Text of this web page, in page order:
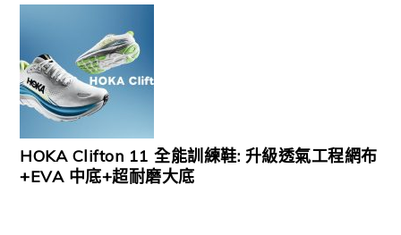
HOKA Clifton 11 全能訓練鞋: 升級透氣工程網布
+EVA 中底+超耐磨大底